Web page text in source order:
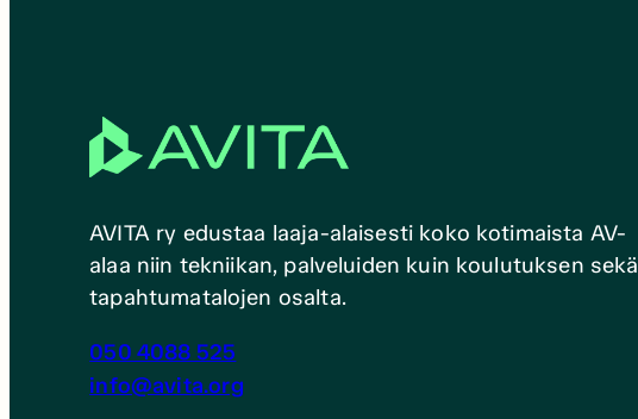
AVITA ry edustaa laaja-alaisesti koko kotimaista AV-
alaa niin tekniikan, palveluiden kuin koulutuksen sekä
tapahtumatalojen osalta.
050 4088 525
info@avita.org